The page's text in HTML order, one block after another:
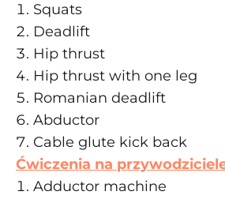
Squats
Deadlift
Hip thrust
Hip thrust with one leg
Romanian deadlift
Abductor
Cable glute kick back
Ćwiczenia na
Adductor machine